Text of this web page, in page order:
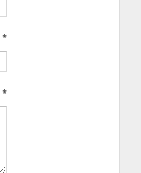
*
*